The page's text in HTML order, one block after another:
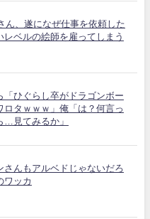
ん、遂になぜ仕事を依頼した
レベルの絵師を雇ってしまう
「ひぐらし卒がドラゴンボー
ロタｗｗｗ」俺「は？何言っ
…見てみるか」
さんもアルベドじゃないだろ
ワッカ